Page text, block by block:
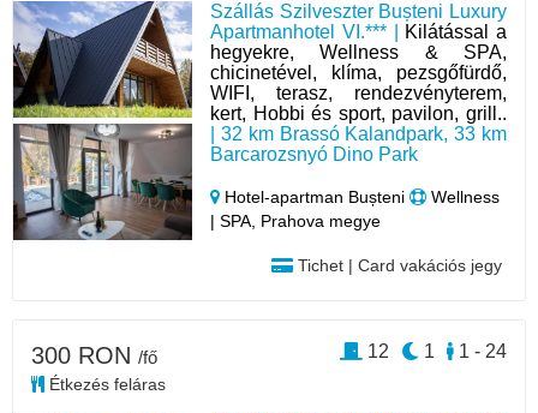
Szállás Szilveszter Bușteni Luxury
Apartmanhotel VI.*** |
Kilátással a
hegyekre, Wellness & SPA,
chicinetével, klíma, pezsgőfürdő,
WIFI, terasz, rendezvényterem,
kert, Hobbi és sport, pavilon, grill..
| 32 km Brassó Kalandpark, 33 km
Barcarozsnyó Dino Park
Hotel‑apartman Bușteni
Wellness
| SPA, Prahova megye
Tichet | Card vakációs jegy
300 RON /fő
Étkezés feláras
1 - 24
1
12